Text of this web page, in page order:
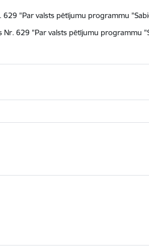
"Par valsts pētījumu programmu
629 "Par valsts pētījumu programmu